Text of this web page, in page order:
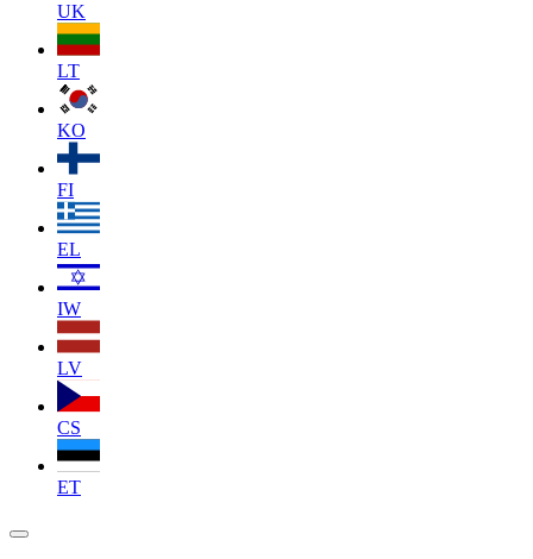
UK
LT
KO
FI
EL
IW
LV
CS
ET